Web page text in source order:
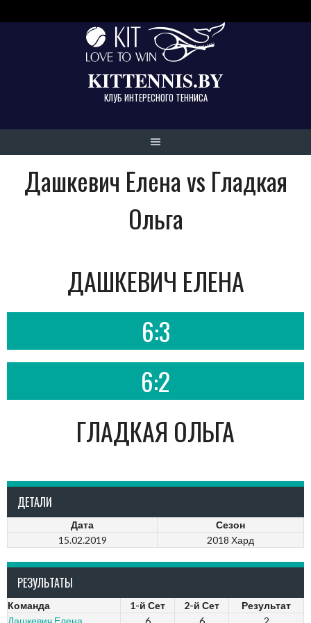
KITTENNIS.BY
КЛУБ ИНТЕРЕСНОГО ТЕННИСА
Дашкевич Елена vs Гладкая
Ольга
ДАШКЕВИЧ ЕЛЕНА
6:3
6:2
ГЛАДКАЯ ОЛЬГА
ДЕТАЛИ
Дата
Сезон
15.02.2019
2018 Хард
РЕЗУЛЬТАТЫ
Команда 1-й Сет 2-й Сет
Результат
Дашкевич Елена
6 6 2